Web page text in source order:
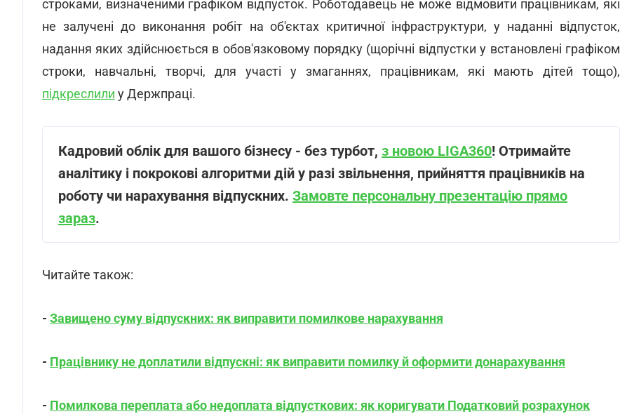
строками, визначеними графіком відпусток. Роботодавець не може відмовити працівникам, які
не залучені до виконання робіт на об'єктах критичної інфраструктури, у наданні відпусток,
надання яких здійснюється в обов'язковому порядку (щорічні відпустки у встановлені графіком
строки, навчальні, творчі, для участі у змаганнях, працівникам, які мають дітей тощо),
підкреслили у Держпраці.
Кадровий облік для вашого бізнесу - без турбот, з новою LIGA360! Отримайте
аналітику і покрокові алгоритми дій у разі звільнення, прийняття працівників на
роботу чи нарахування відпускних. Замовте персональну презентацію прямо
зараз.
Читайте також:
- Завищено суму відпускних: як виправити помилкове нарахування
- Працівнику не доплатили відпускні: як виправити помилку й оформити донарахування
- Помилкова переплата або недоплата відпусткових: як коригувати Податковий розрахунок